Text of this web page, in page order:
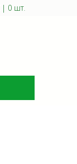
| 0 шт.